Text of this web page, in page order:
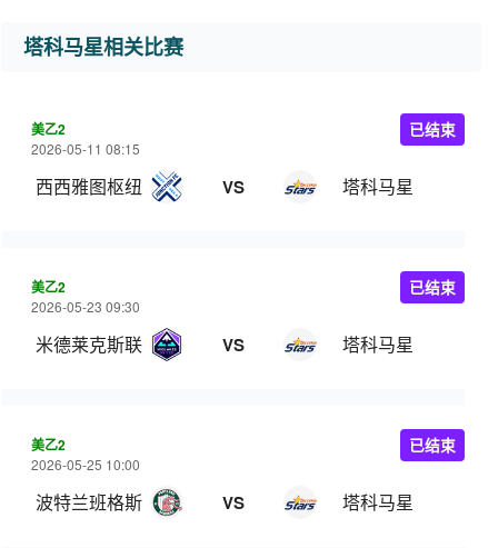
塔科马星相关比赛
美乙2
2026-05-11 08:15
西西雅图枢纽 VS 塔科马星
已结束
美乙2
2026-05-23 09:30
米德莱克斯联 VS 塔科马星
已结束
美乙2
2026-05-25 10:00
波特兰班格斯 VS 塔科马星
已结束